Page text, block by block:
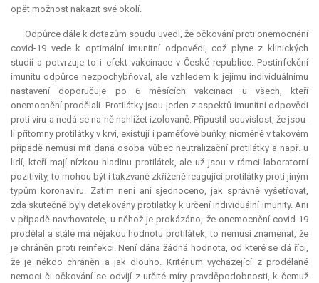
opět možnost nakazit své okolí.
Odpůrce dále k dotazům soudu uvedl, že očkování proti onemocnění
covid-19 vede k optimální imunitní odpovědi, což plyne z klinických
studií a potvrzuje to i efekt vakcinace v České republice. Postinfekční
imunitu odpůrce nezpochybňoval, ale vzhledem k jejímu individuálnímu
nastavení doporučuje po 6 měsících vakcinaci u všech, kteří
onemocnění prodělali. Protilátky jsou jeden z aspektů imunitní odpovědi
proti viru a nedá se na ně nahlížet izolovaně. Připustil souvislost, že jsou-
li přítomny protilátky v krvi, existují i paměťové buňky, nicméně v takovém
případě nemusí mít daná osoba vůbec neutralizační protilátky a např. u
lidí, kteří mají nízkou hladinu protilátek, ale už jsou v rámci laboratorní
pozitivity, to mohou být i takzvaně zkříženě reagující protilátky proti jiným
typům koronaviru. Zatím není ani sjednoceno, jak správně vyšetřovat,
zda skutečně byly detekovány protilátky k určení individuální imunity. Ani
v případě navrhovatele, u něhož je prokázáno, že onemocnění covid-19
prodělal a stále má nějakou hodnotu protilátek, to nemusí znamenat, že
je chráněn proti reinfekci. Není dána žádná hodnota, od které se dá říci,
že je někdo chráněn a jak dlouho. Kritérium vycházející z prodělané
nemoci či očkování se odvíjí z určité míry pravděpodobnosti, k čemuž